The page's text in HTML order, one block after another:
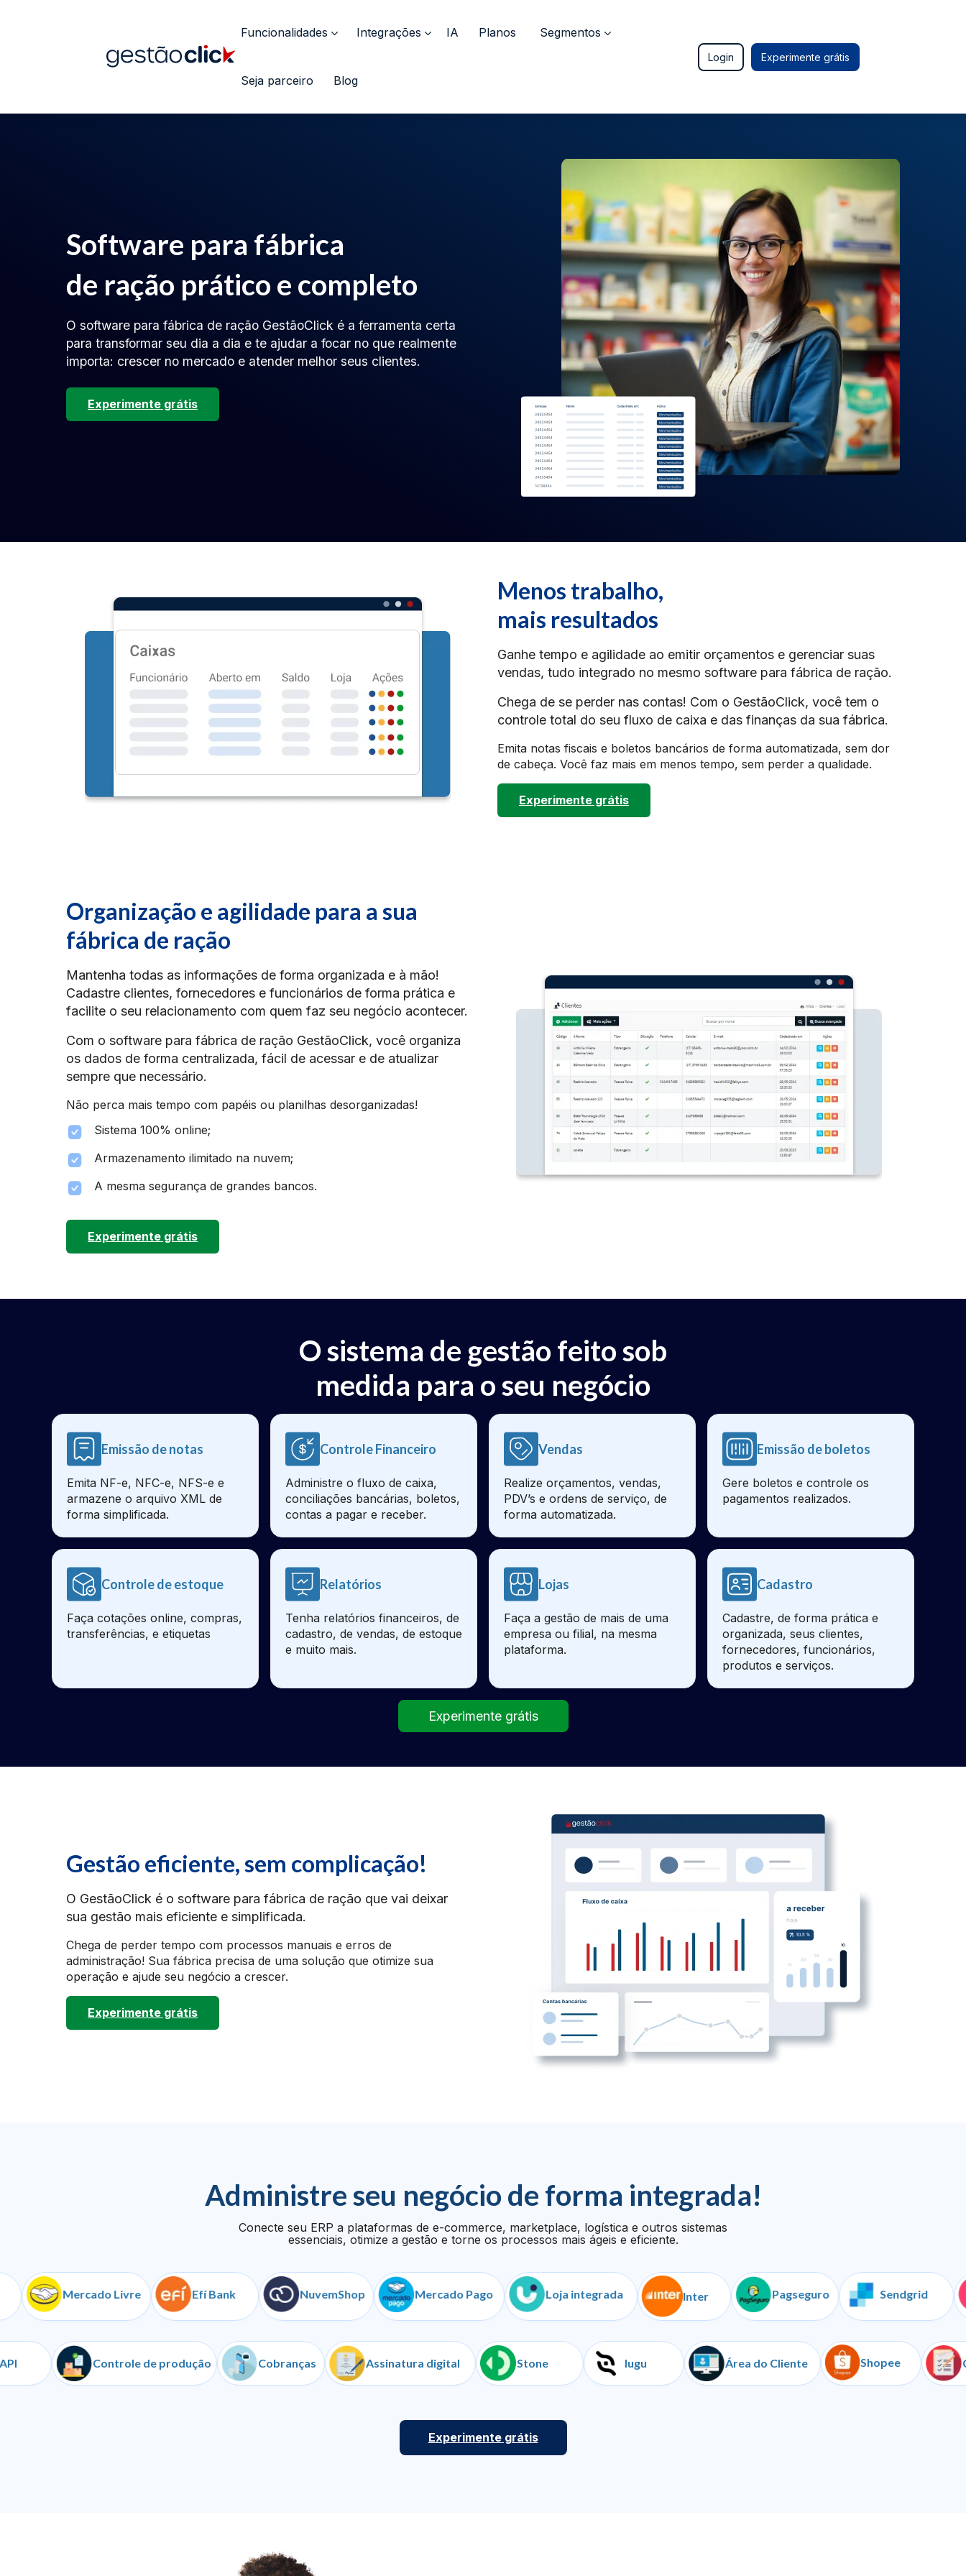
Funcionalidades Integrações IA Planos Segmentos
Seja parceiro Blog
Login Experimente grátis
Software para fábrica
de ração prático e completo
O software para fábrica de ração GestãoClick é a ferramenta certa
para transformar seu dia a dia e te ajudar a focar no que realmente
importa: crescer no mercado e atender melhor seus clientes.
Experimente grátis
Menos trabalho,
mais resultados
Ganhe tempo e agilidade ao emitir orçamentos e gerenciar suas
vendas, tudo integrado no mesmo software para fábrica de ração.
Chega de se perder nas contas! Com o GestãoClick, você tem o
controle total do seu fluxo de caixa e das finanças da sua fábrica.
Emita notas fiscais e boletos bancários de forma automatizada, sem dor
de cabeça. Você faz mais em menos tempo, sem perder a qualidade.
Experimente grátis
Organização e agilidade para a sua
fábrica de ração
Mantenha todas as informações de forma organizada e à mão!
Cadastre clientes, fornecedores e funcionários de forma prática e
facilite o seu relacionamento com quem faz seu negócio acontecer.
Com o software para fábrica de ração GestãoClick, você organiza
os dados de forma centralizada, fácil de acessar e de atualizar
sempre que necessário.
Não perca mais tempo com papéis ou planilhas desorganizadas!
Sistema 100% online;
Armazenamento ilimitado na nuvem;
A mesma segurança de grandes bancos.
Experimente grátis
O sistema de gestão feito sob
medida para o seu negócio
Emissão de notas
Emita NF-e, NFC-e, NFS-e e
armazene o arquivo XML de
forma simplificada.
Controle Financeiro
Administre o fluxo de caixa,
conciliações bancárias, boletos,
contas a pagar e receber.
Vendas
Realize orçamentos, vendas,
PDV’s e ordens de serviço, de
forma automatizada.
Emissão de boletos
Gere boletos e controle os
pagamentos realizados.
Controle de estoque
Faça cotações online, compras,
transferências, e etiquetas
Relatórios
Tenha relatórios financeiros, de
cadastro, de vendas, de estoque
e muito mais.
Lojas
Faça a gestão de mais de uma
empresa ou filial, na mesma
plataforma.
Cadastro
Cadastre, de forma prática e
organizada, seus clientes,
fornecedores, funcionários,
produtos e serviços.
Experimente grátis
Gestão eficiente, sem complicação!
O GestãoClick é o software para fábrica de ração que vai deixar
sua gestão mais eficiente e simplificada.
Chega de perder tempo com processos manuais e erros de
administração! Sua fábrica precisa de uma solução que otimize sua
operação e ajude seu negócio a crescer.
Experimente grátis
Administre seu negócio de forma integrada!
Conecte seu ERP a plataformas de e-commerce, marketplace, logística e outros sistemas
essenciais, otimize a gestão e torne os processos mais ágeis e eficiente.
Mercado Livre Efí Bank NuvemShop Mercado Pago Loja integrada Inter Pagseguro Sendgrid
API Controle de produção Cobranças Assinatura digital Stone Iugu Área do Cliente Shopee
Experimente grátis